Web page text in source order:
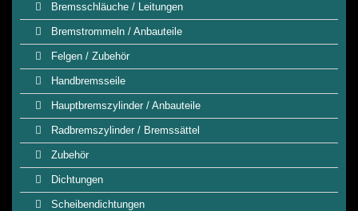
Bremsschläuche / Leitungen
Bremstrommeln / Anbauteile
Felgen / Zubehör
Handbremsseile
Hauptbremszylinder / Anbauteile
Radbremszylinder / Bremssättel
Zubehör
Dichtungen
Scheibendichtungen